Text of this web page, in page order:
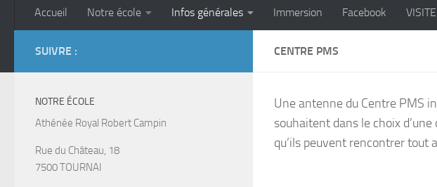
Accueil Notre école Infos générales Immersion Facebook
CENTRE PMS
Une antenne du Centre PMS
souhaitent dans le choix
qu’ils peuvent rencontrer tout
SUIVRE :
NOTRE ÉCOLE
Athénée Royal Robert Campin
Rue du Château, 18
7500 TOURNAI